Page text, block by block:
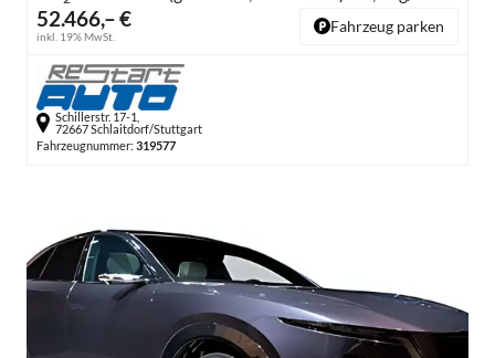
52.466,– €
inkl. 19% MwSt.
Fahrzeug parken
Schillerstr. 17-1,
72667 Schlaitdorf/Stuttgart
Fahrzeugnummer: 319577